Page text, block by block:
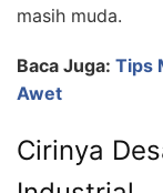
masih muda.
Baca Juga: Tips
Awet
Cirinya